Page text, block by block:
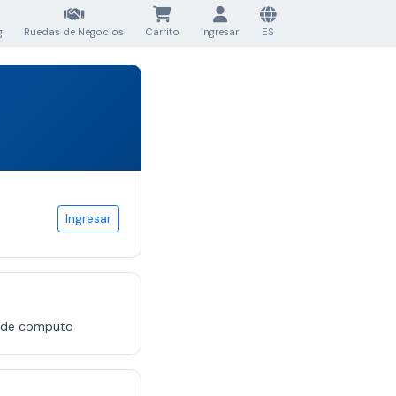
Ruedas de Negocios Carrito Ingresar ES
Ingresar
computo